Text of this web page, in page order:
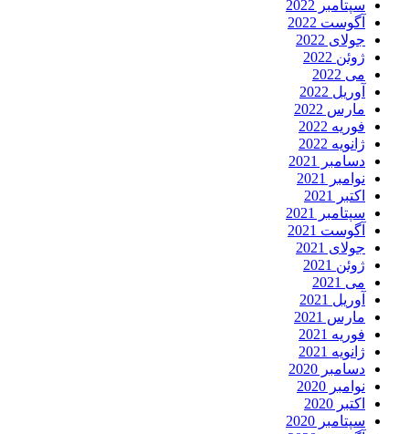
سپتامبر 2022
آگوست 2022
جولای 2022
ژوئن 2022
می 2022
آوریل 2022
مارس 2022
فوریه 2022
ژانویه 2022
دسامبر 2021
نوامبر 2021
اکتبر 2021
سپتامبر 2021
آگوست 2021
جولای 2021
ژوئن 2021
می 2021
آوریل 2021
مارس 2021
فوریه 2021
ژانویه 2021
دسامبر 2020
نوامبر 2020
اکتبر 2020
سپتامبر 2020